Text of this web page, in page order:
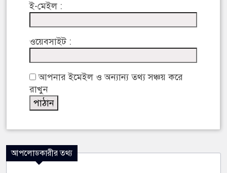
ই-মেইল :
ওয়েবসাইট :
আপনার ইমেইল ও অন্যান্য তথ্য সঞ্চয় করে
রাখুন
আপলোডকারীর তথ্য